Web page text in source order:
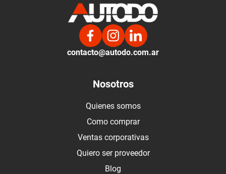
contacto@autodo.com.ar
Nosotros
Quienes somos
Como comprar
Ventas corporativas
Quiero ser proveedor
Blog